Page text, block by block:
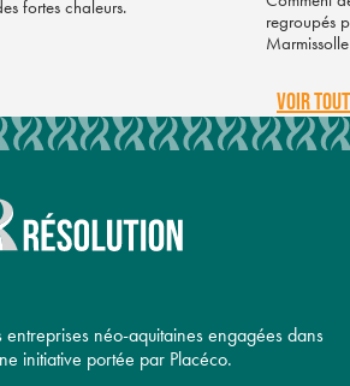
fortes chaleurs.
regroupés
Marmissolle
VOIR TOUT
entreprises néo-aquitaines engagées dans
initiative portée par Placéco.